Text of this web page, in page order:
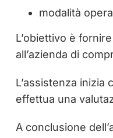
modalità
L’obiettivo è
all’azienda di
L’assistenza
effettua una
A conclusione